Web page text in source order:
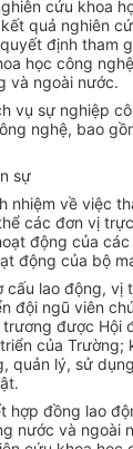
cứu khoa
quả nghiên
định tham
học công
và ngoài nước.
vụ sự nghiệp
nghệ, bao
sự
nhiệm về việc
các đơn vị
động của
động của bộ
cấu lao động, vị
đội ngũ viên
được Hội
của Trường;
quản lý, sử
hợp đồng lao
nước và ngoài